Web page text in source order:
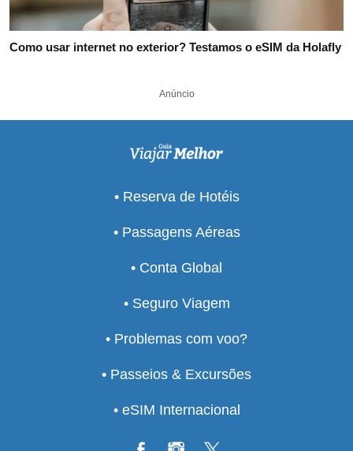
Como usar internet no exterior? Testamos o eSIM da Holafly
Anúncio
• Reserva de Hotéis
• Passagens Aéreas
• Conta Global
• Seguro Viagem
• Problemas com voo?
• Passeios & Excursões
• eSIM Internacional